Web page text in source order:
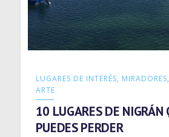
LUGARES DE INTERÉS, MIRADORES,
ARTE
10 LUGARES DE NIGRÁN
PUEDES PERDER